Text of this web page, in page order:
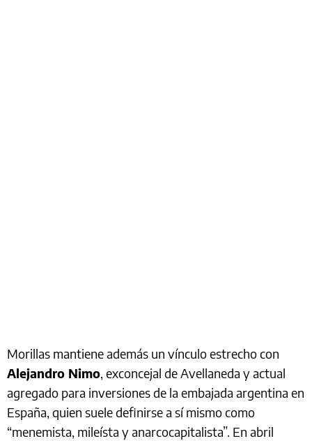
Morillas mantiene además un vínculo estrecho con
Alejandro Nimo, exconcejal de Avellaneda y actual
agregado para inversiones de la embajada argentina en
España, quien suele definirse a sí mismo como
“menemista, mileísta y anarcocapitalista”. En abril